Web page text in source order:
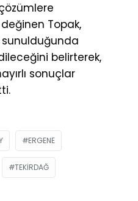
Topak,
belirterek,
sonuçlar
ERGENE
TEKIRDAĞ